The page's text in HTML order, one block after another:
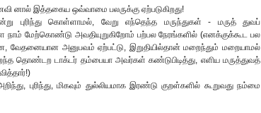
னால் இத்தகைய ஒவ்வாமை பலருக்கு ஏற்படுகிறது!
கொள்ளாமல், வேறு எந்தெந்த மருந்துகள் - மருத் துவப்
நாம் மேற்கொண்டு அவதியுறுகிறோம் பற்பல நேரங்களில் (எனக்குக்கூட பல
வேதனையான அனுபவம் ஏற்பட்டு, இறுதியில்தான் மறைந்தும் மறையாமல்
தொண்டற டாக்டர் தம்பையா அவர்கள் கண்டுபிடித்து, எளிய மருத்துவத்
புரிந்து, மிகவும் துல்லியமாக இரண்டு குறள்களில் கூறுவது நம்மை